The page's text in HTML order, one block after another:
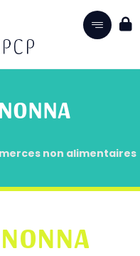
non alimentaires